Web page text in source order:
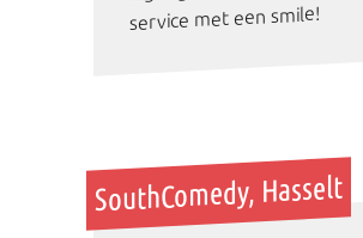
service met een smile!
SouthComedy, Hasselt